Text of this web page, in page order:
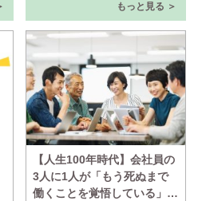
もっと見る ＞
【人生100年時代】会社員の
3人に1人が「もう死ぬまで
働くことを覚悟している」と